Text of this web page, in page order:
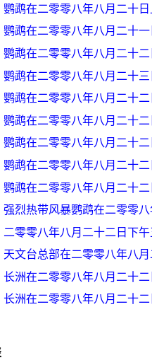
鹦鹉在二零零八年八月二十
鹦鹉在二零零八年八月二十
鹦鹉在二零零八年八月二十
鹦鹉在二零零八年八月二十
鹦鹉在二零零八年八月二十
鹦鹉在二零零八年八月二十
鹦鹉在二零零八年八月二十
鹦鹉在二零零八年八月二十
鹦鹉在二零零八年八月二十
强烈热带风暴鹦鹉在二零零
二零零八年八月二十二日下
天文台总部在二零零八年八
长洲在二零零八年八月二十
长洲在二零零八年八月二十